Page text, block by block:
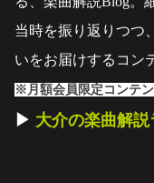
当時を振り返りつつ
いをお届けするコン
※月額会員限定コンテン
▶︎ 大介の楽曲解